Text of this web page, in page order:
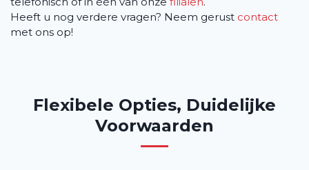
Heeft u nog verdere vragen? Neem gerust contact
met ons op!
Flexibele Opties, Duidelijke
Voorwaarden